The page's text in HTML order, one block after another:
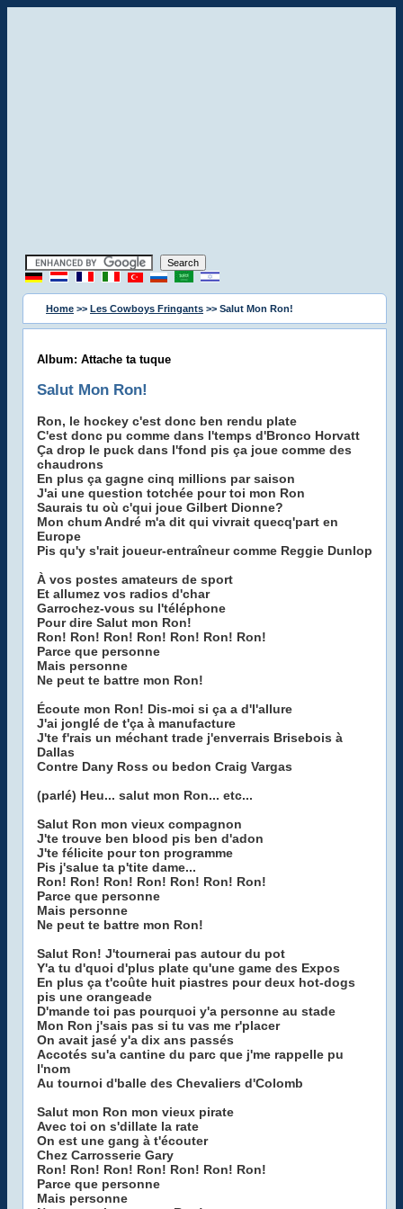
Home >> Les Cowboys Fringants >> Salut Mon Ron!
Album: Attache ta tuque
Salut Mon Ron!
Ron, le hockey c'est donc ben rendu plate
C'est donc pu comme dans l'temps d'Bronco Horvatt
Ça drop le puck dans l'fond pis ça joue comme des
chaudrons
En plus ça gagne cinq millions par saison
J'ai une question totchée pour toi mon Ron
Saurais tu où c'qui joue Gilbert Dionne?
Mon chum André m'a dit qui vivrait quecq'part en
Europe
Pis qu'y s'rait joueur-entraîneur comme Reggie Dunlop
À vos postes amateurs de sport
Et allumez vos radios d'char
Garrochez-vous su l'téléphone
Pour dire Salut mon Ron!
Ron! Ron! Ron! Ron! Ron! Ron! Ron!
Parce que personne
Mais personne
Ne peut te battre mon Ron!
Écoute mon Ron! Dis-moi si ça a d'l'allure
J'ai jonglé de t'ça à manufacture
J'te f'rais un méchant trade j'enverrais Brisebois à
Dallas
Contre Dany Ross ou bedon Craig Vargas
(parlé) Heu... salut mon Ron... etc...
Salut Ron mon vieux compagnon
J'te trouve ben blood pis ben d'adon
J'te félicite pour ton programme
Pis j'salue ta p'tite dame...
Ron! Ron! Ron! Ron! Ron! Ron! Ron!
Parce que personne
Mais personne
Ne peut te battre mon Ron!
Salut Ron! J'tournerai pas autour du pot
Y'a tu d'quoi d'plus plate qu'une game des Expos
En plus ça t'coûte huit piastres pour deux hot-dogs
pis une orangeade
D'mande toi pas pourquoi y'a personne au stade
Mon Ron j'sais pas si tu vas me r'placer
On avait jasé y'a dix ans passés
Accotés su'a cantine du parc que j'me rappelle pu
l'nom
Au tournoi d'balle des Chevaliers d'Colomb
Salut mon Ron mon vieux pirate
Avec toi on s'dillate la rate
On est une gang à t'écouter
Chez Carrosserie Gary
Ron! Ron! Ron! Ron! Ron! Ron! Ron!
Parce que personne
Mais personne